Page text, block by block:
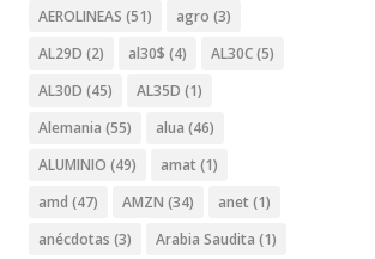
AEROLINEAS (51) agro (3)
AL29D (2) al30$ (4) AL30C(5)
AL30D (45) AL35D (1)
Alemania (55) alua (46)
ALUMINIO (49) amat (1)
amd (47) AMZN (34) anet (1)
anécdotas (3) Arabia Saudita (1)